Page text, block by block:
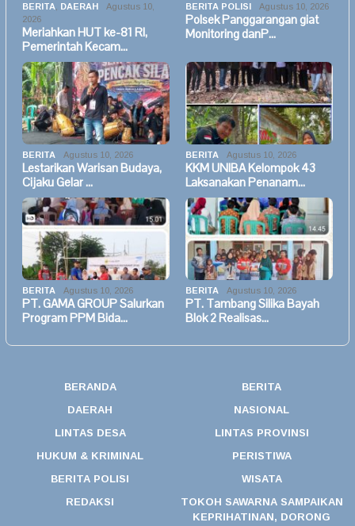
BERITA DAERAH
Agustus 10,
2026
Meriahkan HUT ke-81 RI,
Pemerintah Kecam…
BERITA POLISI Agustus 10, 2026
Polsek Panggarangan giat
Monitoring danP…
BERITA Agustus 10, 2026
Lestarikan Warisan Budaya,
Cijaku Gelar …
BERITA Agustus 10, 2026
KKM UNIBA Kelompok 43
Laksanakan Penanam…
BERITA Agustus 10, 2026
PT. GAMA GROUP Salurkan
Program PPM Bida…
BERITA Agustus 10, 2026
PT. Tambang Silika Bayah
Blok 2 Realisas…
BERANDA
BERITA
DAERAH
NASIONAL
LINTAS DESA
LINTAS PROVINSI
HUKUM & KRIMINAL
PERISTIWA
BERITA POLISI
WISATA
REDAKSI
TOKOH SAWARNA SAMPAIKAN
KEPRIHATINAN, DORONG